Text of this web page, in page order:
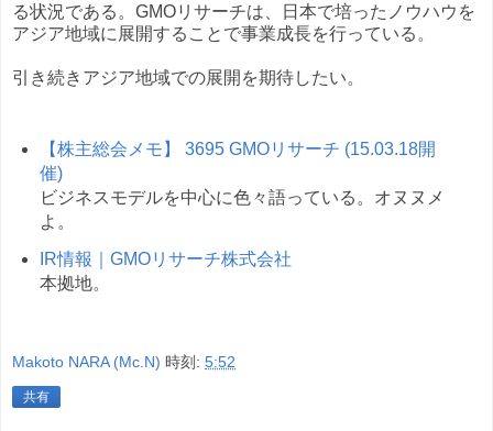
る状況である。GMOリサーチは、日本で培ったノウハウを
アジア地域に展開することで事業成長を行っている。
引き続きアジア地域での展開を期待したい。
【株主総会メモ】 3695 GMOリサーチ (15.03.18開
催)
ビジネスモデルを中心に色々語っている。オヌヌメ
よ。
IR情報｜GMOリサーチ株式会社
本拠地。
Makoto NARA (Mc.N) 時刻: 5:52
共有